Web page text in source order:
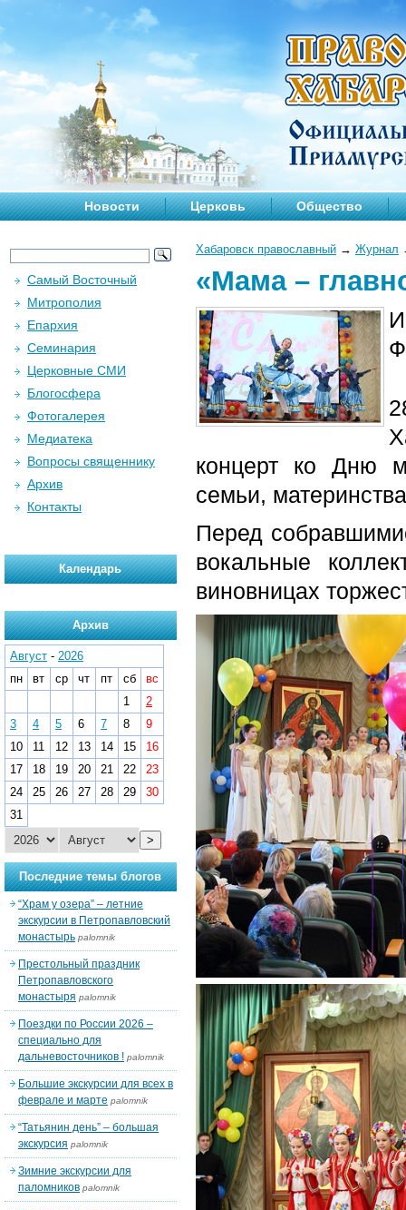
Новости Церковь Общество
Хабаровск православный → Журнал
«Мама –
концерт ко Дню
семьи,
Перед
вокальные
виновницах
Самый Восточный
Митрополия
Епархия
Семинария
Церковные СМИ
Блогосфера
Фотогалерея
Медиатека
Вопросы священнику
Архив
Контакты
Календарь
Архив
Август - 2026
пн
вт ср чт пт сб
вс
1
2
3
4 5 6 7 8
9
10
11 12 13 14 15
16
17
18 19 20 21 22
23
24
25 26 27 28 29
30
31
>
Последние темы блогов
“Храм у озера” – летние
экскурсии в Петропавловский
монастырь palomnik
Престольный праздник
Петропавловского
монастыря palomnik
Поездки по России 2026 –
специально для
дальневосточников ! palomnik
Большие экскурсии для всех в
феврале и марте palomnik
“Татьянин день” – большая
экскурсия palomnik
Зимние экскурсии для
паломников palomnik